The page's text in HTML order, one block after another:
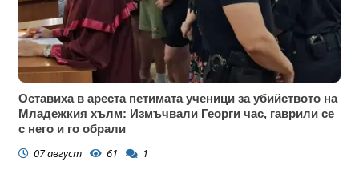
Оставиха в ареста петимата ученици за убийството на
Младежкия хълм: Измъчвали Георги час, гаврили се
с него и го обрали
07 август 61 1